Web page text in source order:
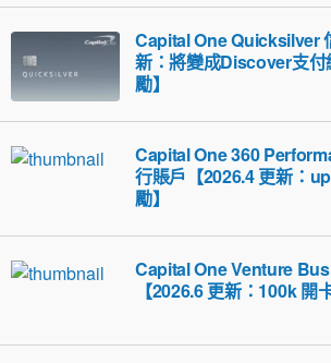
Capital One Quicksilver
新：將變成Discover支付
勵】
Capital One 360
行賬戶【2026.4 更新：
勵】
Capital One Venture
【2026.6 更新：100k 開